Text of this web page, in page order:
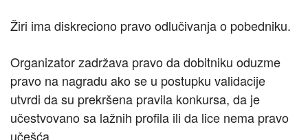
Žiri ima diskreciono pravo odlučivanja o pobedniku.
Organizator zadržava pravo da dobitniku oduzme
pravo na nagradu ako se u postupku validacije
utvrdi da su prekršena pravila konkursa, da je
učestvovano sa lažnih profila ili da lice nema pravo
učešća.